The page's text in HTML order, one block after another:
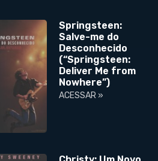
Springsteen:
Salve-me do
Desconhecido
(“Springsteen:
Deliver Me from
Nowhere”)
ACESSAR »